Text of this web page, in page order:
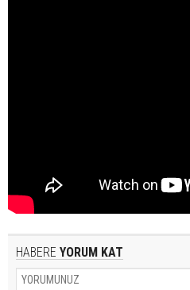
HABERE YORUM KAT